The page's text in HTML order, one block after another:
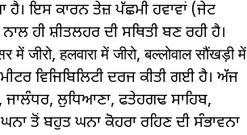
ਹੈ। ਇਸ ਕਾਰਨ ਤੇਜ਼ ਪੱਛਮੀ ਹਵਾਵਾਂ (ਜੇਟ
ਹੀ ਸ਼ੀਤਲਹਰ ਦੀ ਸਥਿਤੀ ਬਣ ਰਹੀ ਹੈ।
में जीरो, हलवारा में जीरो, बल्लोवाल सौंखड़ी में
ਵਿਜਿਬਿਲਿਟੀ ਦਰਜ ਕੀਤੀ ਗਈ ਹੈ। ਅੱਜ
ਜਾਲੰਧਰ, ਲੁਧਿਆਣਾ, ਫਤੇਹਗਢ ਸਾਹਿਬ,
ਤੋਂ ਬਹੁਤ ਘਨਾ ਕੋਹਰਾ ਰਹਿਣ ਦੀ ਸੰਭਾਵਨਾ